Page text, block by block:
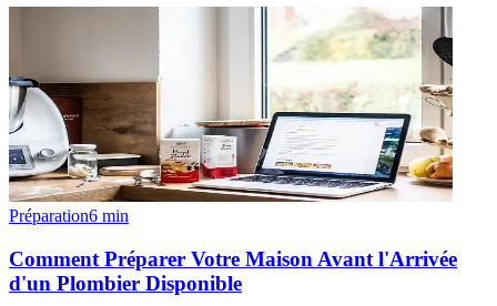
Préparation6 min
Comment Préparer Votre Maison Avant l'Arrivée
d'un Plombier Disponible